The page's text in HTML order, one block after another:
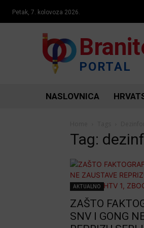
Petak, 7. kolovoza 2026.
PORTAL
NASLOVNICA
Tag:
AKTUALNO
ZAŠTO
SNV I GONG